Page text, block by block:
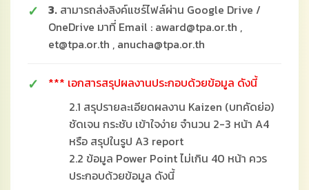
3. สามารถส่งลิงค์แชร์ไฟล์ผ่าน Google Drive /
OneDrive มาที่ Email : award@tpa.or.th ,
et@tpa.or.th , anucha@tpa.or.th
*** เอกสารสรุปผลงานประกอบด้วยข้อมูล ดังนี้
2.1 สรุปรายละเอียดผลงาน Kaizen (บทคัดย่อ)
ชัดเจน กระชับ เข้าใจง่าย จำนวน 2-3 หน้า A4
หรือ สรุปในรูป A3 report
2.2 ข้อมูล Power Point ไม่เกิน 40 หน้า ควร
ประกอบด้วยข้อมูล ดังนี้